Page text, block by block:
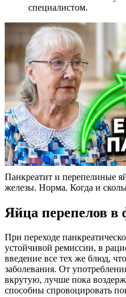
специалистом.
Панкреатит и перепелиные
железы. Норма. Когда и
Яйца перепелов в
При переходе
устойчивой ремиссии, в
введение все тех же блюд,
заболевания. От
вкрутую, лучше пока
способны спровоцировать